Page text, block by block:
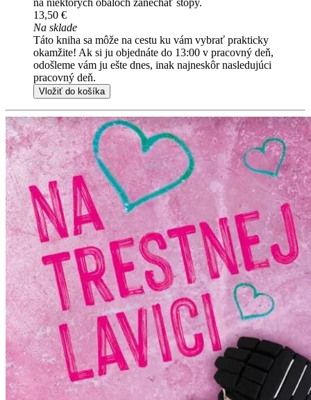
na niektorých obaloch zanechať stopy.
13,50 €
Na sklade
Táto kniha sa môže na cestu ku vám vybrať prakticky
okamžite! Ak si ju objednáte do 13:00 v pracovný deň,
odošleme vám ju ešte dnes, inak najneskôr nasledujúci
pracovný deň.
Vložiť do košíka